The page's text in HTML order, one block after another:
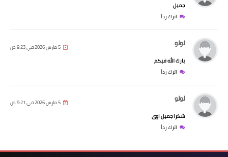
جميل
اترك رداً
لولو 5 مارس 2026 في 9:23 ص
بارك الله فيكم
اترك رداً
لولو 5 مارس 2026 في 9:21 ص
شكرا جميل اوى
اترك رداً